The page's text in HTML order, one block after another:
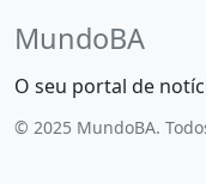
MundoBA
O seu portal de
© 2025 MundoBA.